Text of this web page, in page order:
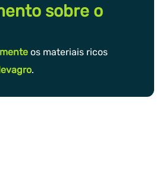
sobre o
os materiais ricos
.